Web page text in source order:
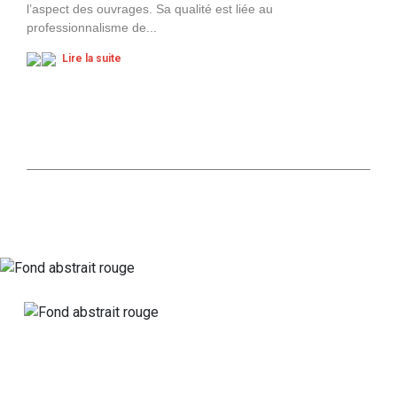
l’aspect des ouvrages. Sa qualité est liée au
professionnalisme de
Lire la suite